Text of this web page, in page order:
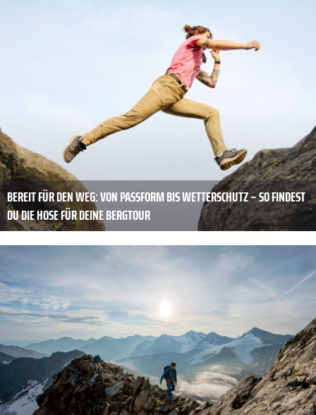
BEREIT FÜR DEN WEG: VON PASSFORM BIS WETTERSCHUTZ – SO FINDEST
DU DIE HOSE FÜR DEINE BERGTOUR